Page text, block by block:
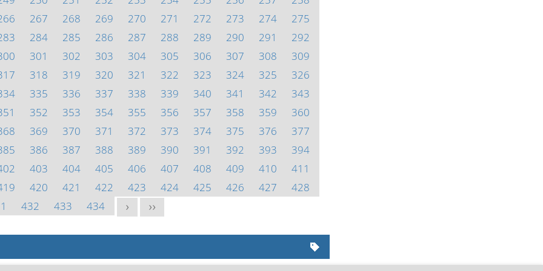
267 268 269 270 271 272 273 274
275
284 285 286 287 288 289 290 291
292
301 302 303 304 305 306 307 308
309
318 319 320 321 322 323 324 325
326
335 336 337 338 339 340 341 342
343
352 353 354 355 356 357 358 359
360
369 370 371 372 373 374 375 376
377
386 387 388 389 390 391 392 393
394
403 404 405 406 407 408 409 410
411
420 421 422 423 424 425 426 427
428
432 433 434 > >>